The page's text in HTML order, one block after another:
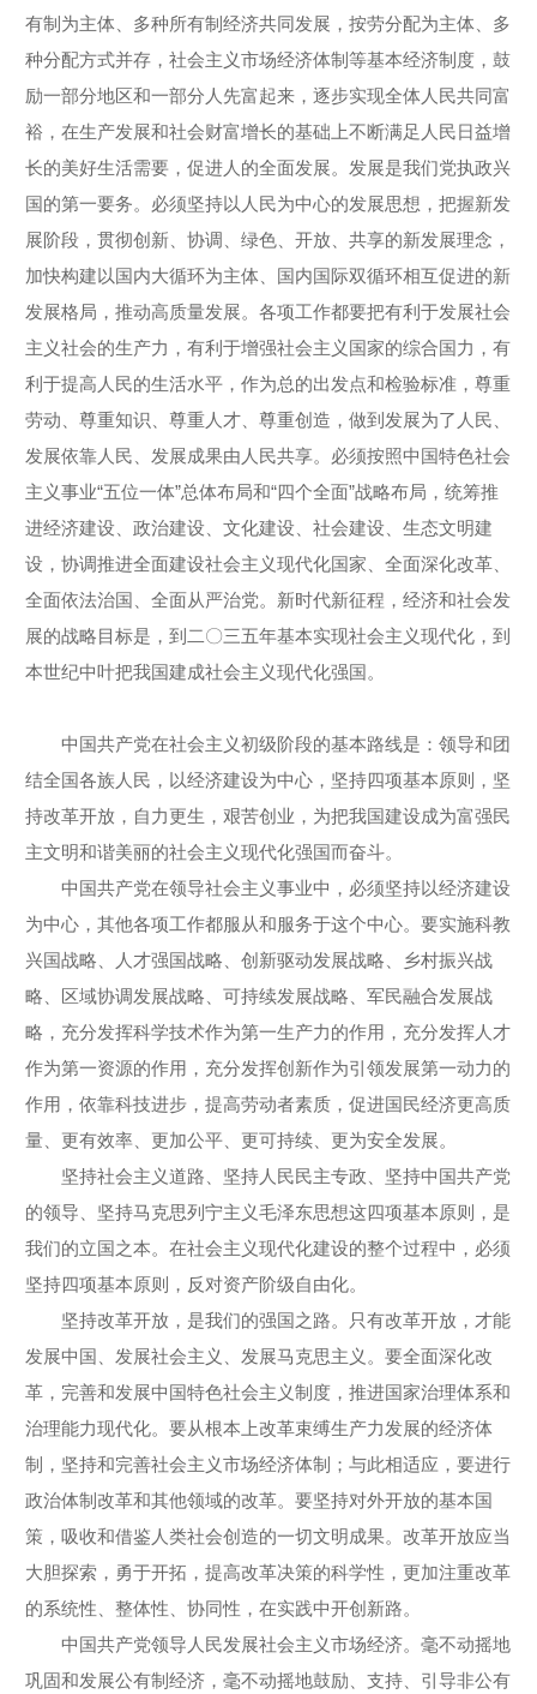
有制为主体、多种所有制经济共同发展，按劳分配为主体、多
种分配方式并存，社会主义市场经济体制等基本经济制度，鼓
励一部分地区和一部分人先富起来，逐步实现全体人民共同富
裕，在生产发展和社会财富增长的基础上不断满足人民日益增
长的美好生活需要，促进人的全面发展。发展是我们党执政兴
国的第一要务。必须坚持以人民为中心的发展思想，把握新发
展阶段，贯彻创新、协调、绿色、开放、共享的新发展理念，
加快构建以国内大循环为主体、国内国际双循环相互促进的新
发展格局，推动高质量发展。各项工作都要把有利于发展社会
主义社会的生产力，有利于增强社会主义国家的综合国力，有
利于提高人民的生活水平，作为总的出发点和检验标准，尊重
劳动、尊重知识、尊重人才、尊重创造，做到发展为了人民、
发展依靠人民、发展成果由人民共享。必须按照中国特色社会
主义事业“五位一体”总体布局和“四个全面”战略布局，统筹推
进经济建设、政治建设、文化建设、社会建设、生态文明建
设，协调推进全面建设社会主义现代化国家、全面深化改革、
全面依法治国、全面从严治党。新时代新征程，经济和社会发
展的战略目标是，到二〇三五年基本实现社会主义现代化，到
本世纪中叶把我国建成社会主义现代化强国。
中国共产党在社会主义初级阶段的基本路线是：领导和团
结全国各族人民，以经济建设为中心，坚持四项基本原则，坚
持改革开放，自力更生，艰苦创业，为把我国建设成为富强民
主文明和谐美丽的社会主义现代化强国而奋斗。
中国共产党在领导社会主义事业中，必须坚持以经济建设
为中心，其他各项工作都服从和服务于这个中心。要实施科教
兴国战略、人才强国战略、创新驱动发展战略、乡村振兴战
略、区域协调发展战略、可持续发展战略、军民融合发展战
略，充分发挥科学技术作为第一生产力的作用，充分发挥人才
作为第一资源的作用，充分发挥创新作为引领发展第一动力的
作用，依靠科技进步，提高劳动者素质，促进国民经济更高质
量、更有效率、更加公平、更可持续、更为安全发展。
坚持社会主义道路、坚持人民民主专政、坚持中国共产党
的领导、坚持马克思列宁主义毛泽东思想这四项基本原则，是
我们的立国之本。在社会主义现代化建设的整个过程中，必须
坚持四项基本原则，反对资产阶级自由化。
坚持改革开放，是我们的强国之路。只有改革开放，才能
发展中国、发展社会主义、发展马克思主义。要全面深化改
革，完善和发展中国特色社会主义制度，推进国家治理体系和
治理能力现代化。要从根本上改革束缚生产力发展的经济体
制，坚持和完善社会主义市场经济体制；与此相适应，要进行
政治体制改革和其他领域的改革。要坚持对外开放的基本国
策，吸收和借鉴人类社会创造的一切文明成果。改革开放应当
大胆探索，勇于开拓，提高改革决策的科学性，更加注重改革
的系统性、整体性、协同性，在实践中开创新路。
中国共产党领导人民发展社会主义市场经济。毫不动摇地
巩固和发展公有制经济，毫不动摇地鼓励、支持、引导非公有